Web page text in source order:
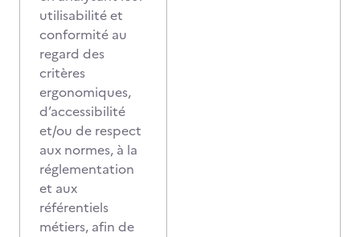
utilisabilité et
conformité au
regard des
critères
ergonomiques,
d’accessibilité
et/ou de respect
aux normes, à la
réglementation
et aux
référentiels
métiers, afin de